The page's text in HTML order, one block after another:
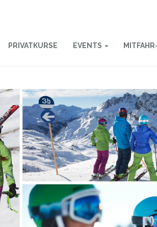
PRIVATKURSE EVENTS
DER BERG RUFT
ISCHGL
NEU ERLEBEN
SKI OPENING
SKI FINISH
YOUR PERFECT DAY